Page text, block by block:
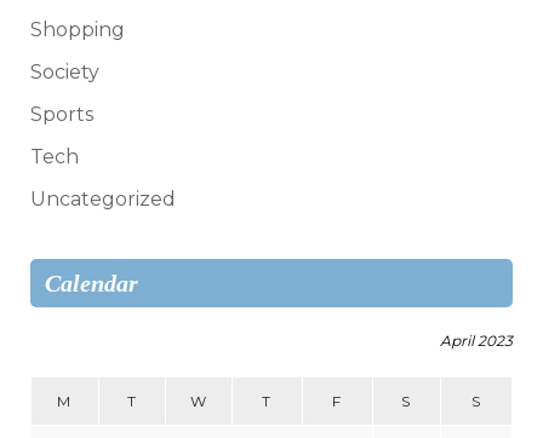
Shopping
Society
Sports
Tech
Uncategorized
Calendar
April 2023
M T W T F S S